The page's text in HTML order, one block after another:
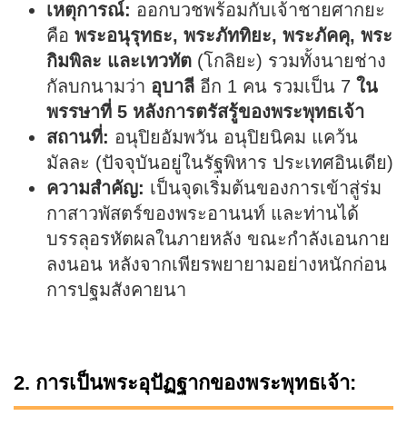
เหตุการณ์: ออกบวชพร้อมกับเจ้าชายศากยะ
คือ พระอนุรุทธะ, พระภัททิยะ, พระภัคคุ, พระ
กิมพิละ และเทวทัต (โกลิยะ) รวมทั้งนายช่าง
กัลบกนามว่า อุบาลี อีก 1 คน รวมเป็น 7 ใน
พรรษาที่ 5 หลังการตรัสรู้ของพระพุทธเจ้า
สถานที่: อนุปิยอัมพวัน อนุปิยนิคม แคว้น
มัลละ (ปัจจุบันอยู่ในรัฐพิหาร ประเทศอินเดีย)
ความสำคัญ: เป็นจุดเริ่มต้นของการเข้าสู่ร่ม
กาสาวพัสตร์ของพระอานนท์ และท่านได้
บรรลุอรหัตผลในภายหลัง ขณะกำลังเอนกาย
ลงนอน หลังจากเพียรพยายามอย่างหนักก่อน
การปฐมสังคายนา
2. การเป็นพระอุปัฏฐากของพระพุทธเจ้า: